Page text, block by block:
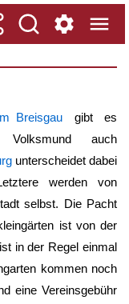
Breisgau gibt es
Volksmund auch
unterscheidet dabei
werden von
selbst. Die Pacht
ist von der
in der Regel einmal
kommen noch
eine Vereinsgebühr